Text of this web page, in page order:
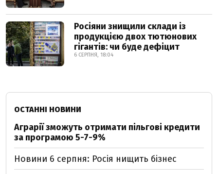
Росіяни знищили склади із
продукцією двох тютюнових
гігантів: чи буде дефіцит
6 СЕРПНЯ, 18:04
ОСТАННІ НОВИНИ
Аграрії зможуть отримати пільгові кредити
за програмою 5-7-9%
Новини 6 серпня: Росія нищить бізнес